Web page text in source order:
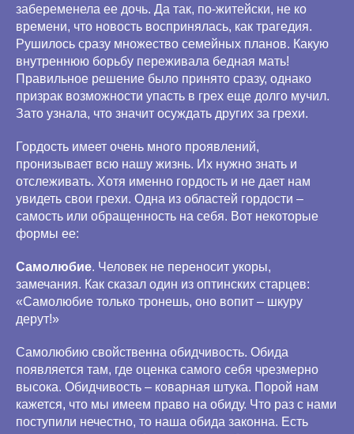
забеременела ее дочь. Да так, по-житейски, не ко
времени, что новость воспринялась, как трагедия.
Рушилось сразу множество семейных планов. Какую
внутреннюю борьбу переживала бедная мать!
Правильное решение было принято сразу, однако
призрак возможности упасть в грех еще долго мучил.
Зато узнала, что значит осуждать других за грехи.
Гордость имеет очень много проявлений,
пронизывает всю нашу жизнь. Их нужно знать и
отслеживать. Хотя именно гордость и не дает нам
увидеть свои грехи. Одна из областей гордости –
самость или обращенность на себя. Вот некоторые
формы ее:
Самолюбие. Человек не переносит укоры,
замечания. Как сказал один из оптинских старцев:
«Самолюбие только тронешь, оно вопит – шкуру
дерут!»
Самолюбию свойственна обидчивость. Обида
появляется там, где оценка самого себя чрезмерно
высока. Обидчивость – коварная штука. Порой нам
кажется, что мы имеем право на обиду. Что раз с нами
поступили нечестно, то наша обида законна. Есть